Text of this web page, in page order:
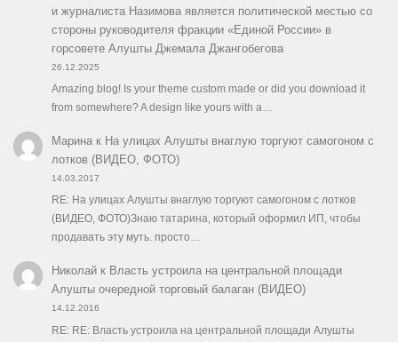
и журналиста Назимова является политической местью со
стороны руководителя фракции «Единой России» в
горсовете Алушты Джемала Джангобегова
26.12.2025
Amazing blog! Is your theme custom made or did you download it
from somewhere? A design like yours with a…
Маринак На улицах Алушты внаглую торгуют самогоном с
лотков (ВИДЕО, ФОТО)
14.03.2017
RE: На улицах Алушты внаглую торгуют самогоном с лотков
(ВИДЕО, ФОТО)Знаю татарина, который оформил ИП, чтобы
продавать эту муть. просто…
Николайк Власть устроила на центральной площади
Алушты очередной торговый балаган (ВИДЕО)
14.12.2016
RE: RE: Власть устроила на центральной площади Алушты